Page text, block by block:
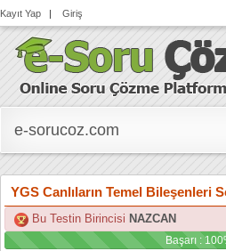
Kayıt Yap | Giriş
e-sorucoz.com
YGS Canlıların Temel Bileşenleri
Bu Testin Birincisi NAZCAN
Başarı :